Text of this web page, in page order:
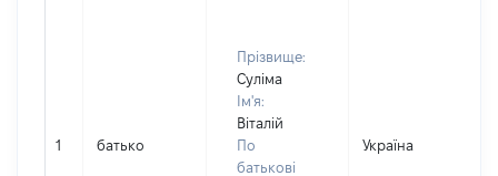
1 батько
Прізвище:
Суліма
Ім'я:
Віталій
По
батькові
Україна